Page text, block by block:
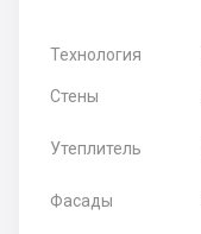
Технология
Стены
Утеплитель
Фасады